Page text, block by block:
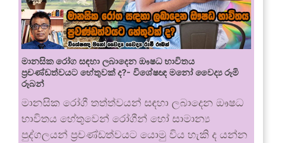
මානසික රෝග සඳහා ලබාදෙන ඖෂධ භාවිතය
ප්‍රචණ්ඩත්වයට හේතුවක් ද?- විශේෂඥ මනෝ වෛද්‍ය රූමි
රූබන්
මානසික රෝගී තත්ත්වයන් සඳහා ලබාදෙන ඖෂධ
භාවිතය හේතුවෙන් රෝගීන් හෝ සාමාන්‍ය
පුද්ගලයන් ප්‍රචණ්ඩත්වයට යොමු විය හැකි ද යන්න